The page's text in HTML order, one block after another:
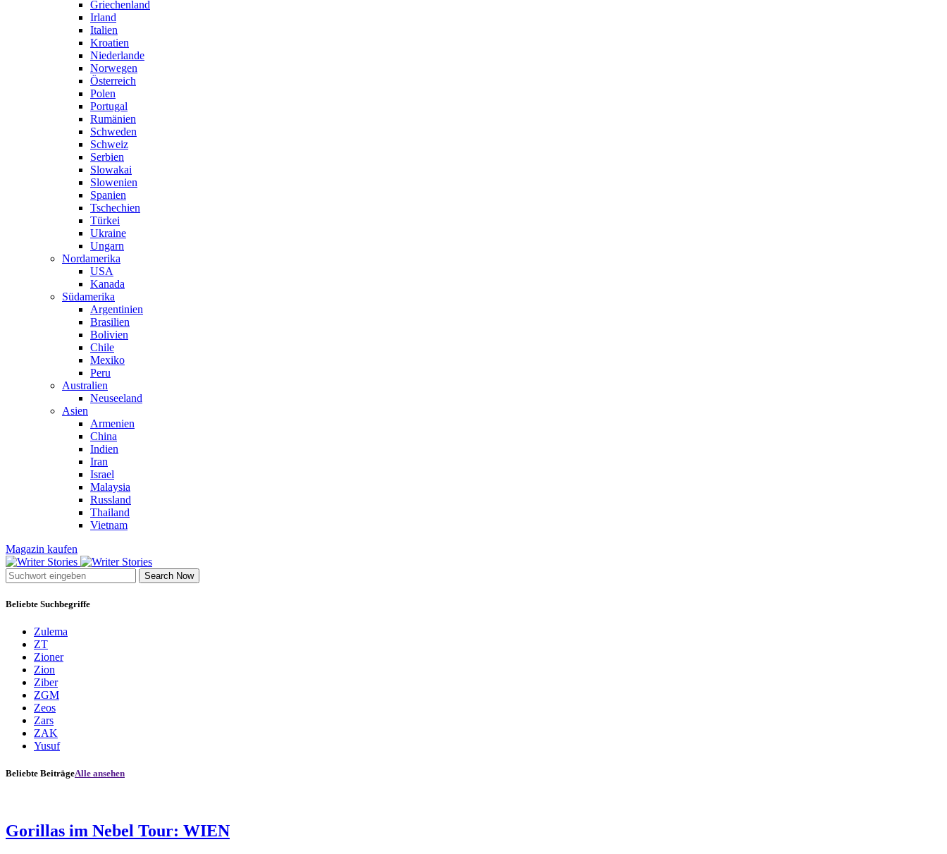
Griechenland
Irland
Italien
Kroatien
Niederlande
Norwegen
Österreich
Polen
Portugal
Rumänien
Schweden
Schweiz
Serbien
Slowakai
Slowenien
Spanien
Tschechien
Türkei
Ukraine
Ungarn
Nordamerika
USA
Kanada
Südamerika
Argentinien
Brasilien
Bolivien
Chile
Mexiko
Peru
Australien
Neuseeland
Asien
Armenien
China
Indien
Iran
Israel
Malaysia
Russland
Thailand
Vietnam
Magazin kaufen
Search Now
Beliebte Suchbegriffe
Zulema
ZT
Zioner
Zion
Ziber
ZGM
Zeos
Zars
ZAK
Yusuf
Beliebte BeiträgeAlle ansehen
Gorillas im Nebel Tour: WIEN